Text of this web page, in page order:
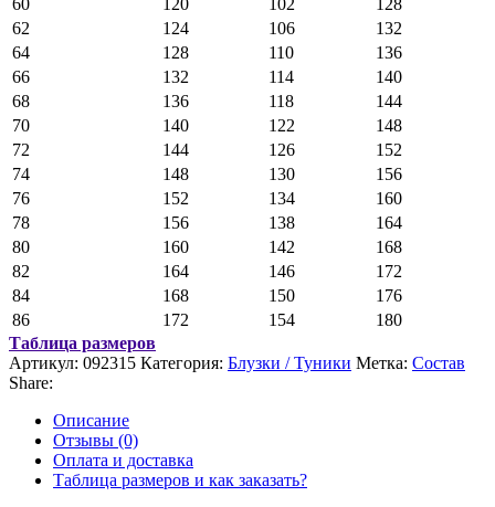
60
120 102
128
62
124 106
132
64
128 110
136
66
132 114
140
68
136 118
144
70
140 122
148
72
144 126
152
74
148 130
156
76
152 134
160
78
156 138
164
80
160 142
168
82
164 146
172
84
168 150
176
86
172 154
180
Таблица размеров
Артикул: 092315 Категория: Блузки / Туники Метка: Состав
Share:
Описание
Отзывы (0)
Оплата и доставка
Таблица размеров и как заказать?